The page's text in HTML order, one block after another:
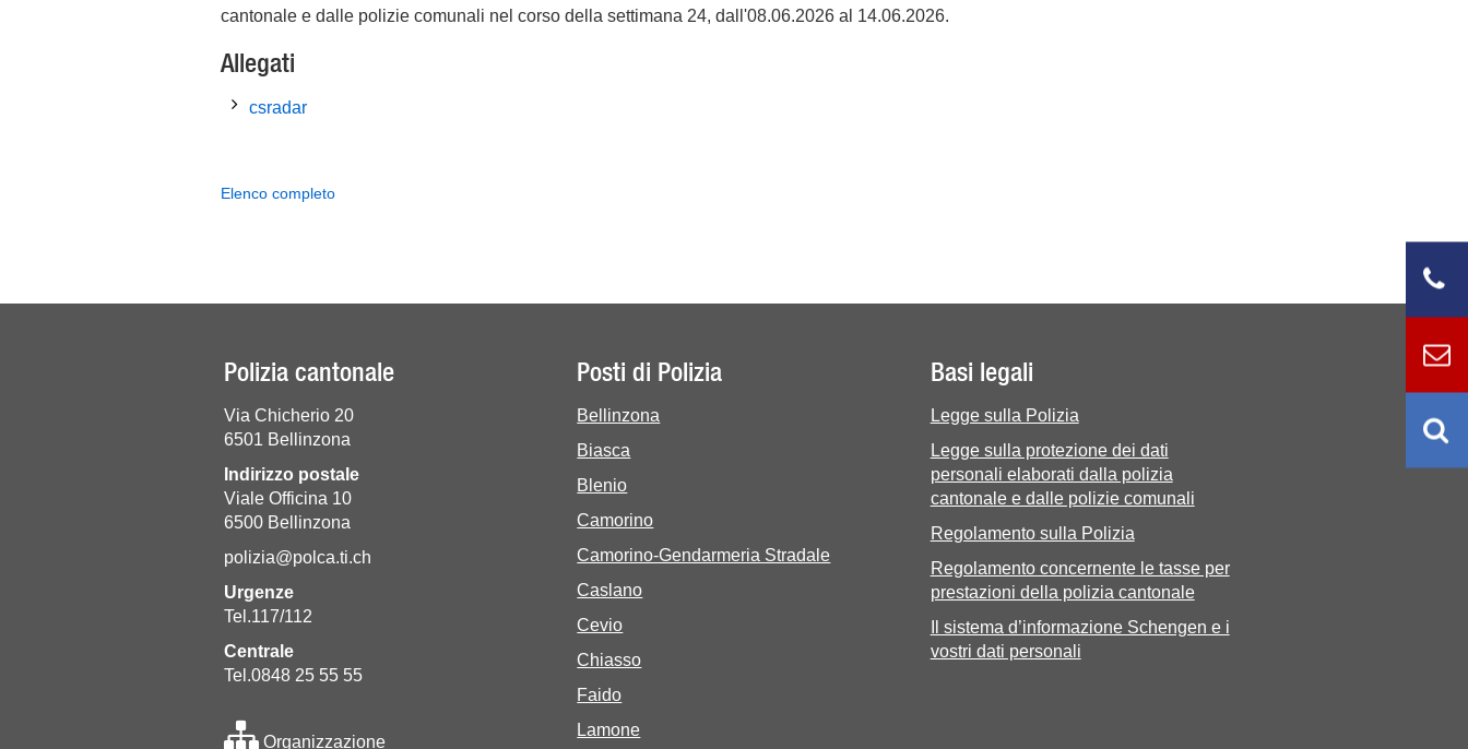
cantonale e dalle polizie comunali nel corso della settimana 24, dall'08.06.2026 al 14.06.2026.
Allegati
csradar
Elenco completo
Polizia cantonale
Via Chicherio 20
6501 Bellinzona
Indirizzo postale
Viale Officina 10
6500 Bellinzona
polizia@polca.ti.ch
Urgenze
Tel.117/112
Centrale
Tel.0848 25 55 55
Organizzazione
Posti di Polizia
Bellinzona
Biasca
Blenio
Camorino
Camorino-Gendarmeria Stradale
Caslano
Cevio
Chiasso
Faido
Lamone
Basi legali
Legge sulla Polizia
Legge sulla protezione dei dati
personali elaborati dalla polizia
cantonale e dalle polizie comunali
Regolamento sulla Polizia
Regolamento concernente le tasse per
prestazioni della polizia cantonale
Il sistema d’informazione Schengen e i
vostri dati personali